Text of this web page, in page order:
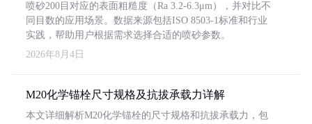
喷砂200目对应的表面粗糙度（Ra 3.2-6.3μm），并对比不
同目数的应用场景。数据来源包括ISO 8503-1标准和行业
实践，帮助用户根据需求选择合适的喷砂参数。
2026年8月4日
M20化学锚栓尺寸规格及抗拔承载力详解
本文详细解析M20化学锚栓的尺寸规格和抗拔承载力，包